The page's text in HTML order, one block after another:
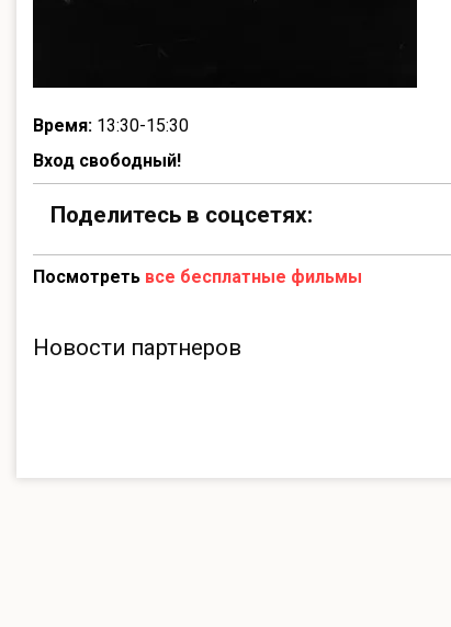
Время: 13:30-15:30
Вход свободный!
Поделитесь в соцсетях:
Посмотреть все бесплатные фильмы
Новости партнеров